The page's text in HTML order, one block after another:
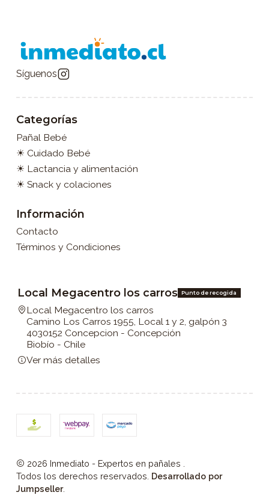
Síguenos
Categorías
Pañal Bebé
☀ Cuidado Bebé
☀ Lactancia y alimentación
☀ Snack y colaciones
Información
Contacto
Términos y Condiciones
Local Megacentro los carros Punto de recogida
Local Megacentro los carros
Camino Los Carros 1955, Local 1 y 2, galpón 3
4030152 Concepcion - Concepción
Biobío - Chile
Ver más detalles
2026 Inmediato - Expertos en pañales .
Todos los derechos reservados. Desarrollado por
Jumpseller.